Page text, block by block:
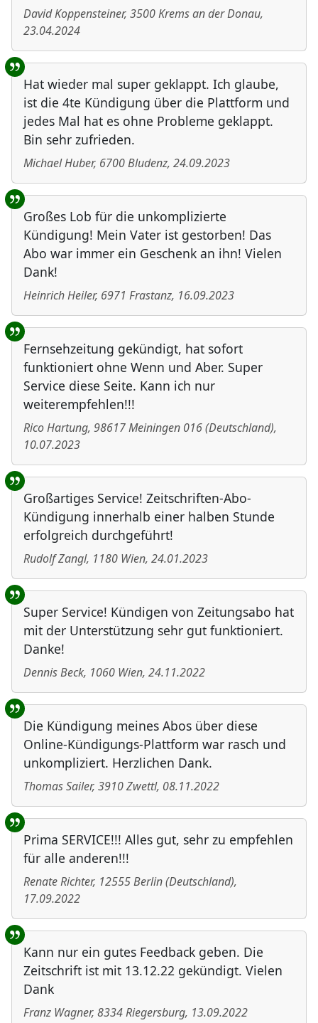
David Koppensteiner, 3500Krems an der Donau,
23.04.2024
Hat wieder mal super geklappt. Ich glaube,
ist die 4te Kündigung über die Plattform und
jedes Mal hat es ohne Probleme geklappt.
Bin sehr zufrieden.
Michael Huber, 6700Bludenz, 24.09.2023
Großes Lob für die unkomplizierte
Kündigung! Mein Vater ist gestorben! Das
Abo war immer ein Geschenk an ihn! Vielen
Dank!
Heinrich Heiler, 6971 Frastanz, 16.09.2023
Fernsehzeitung gekündigt, hat sofort
funktioniert ohne Wenn und Aber. Super
Service diese Seite. Kann ich nur
weiterempfehlen!!!
Rico Hartung, 98617Meiningen 016(Deutschland),
10.07.2023
Großartiges Service! Zeitschriften-Abo-
Kündigung innerhalb einer halben Stunde
erfolgreich durchgeführt!
Rudolf Zangl, 1180 Wien, 24.01.2023
Super Service! Kündigen von Zeitungsabo hat
mit der Unterstützung sehr gut funktioniert.
Danke!
Dennis Beck, 1060 Wien, 24.11.2022
Die Kündigung meines Abos über diese
Online-Kündigungs-Plattform war rasch und
unkompliziert. Herzlichen Dank.
Thomas Sailer, 3910Zwettl, 08.11.2022
Prima SERVICE!!! Alles gut, sehr zu empfehlen
für alle anderen!!!
Renate Richter, 12555Berlin(Deutschland),
17.09.2022
Kann nur ein gutes Feedback geben. Die
Zeitschrift ist mit 13.12.22 gekündigt. Vielen
Dank
Franz Wagner, 8334Riegersburg, 13.09.2022